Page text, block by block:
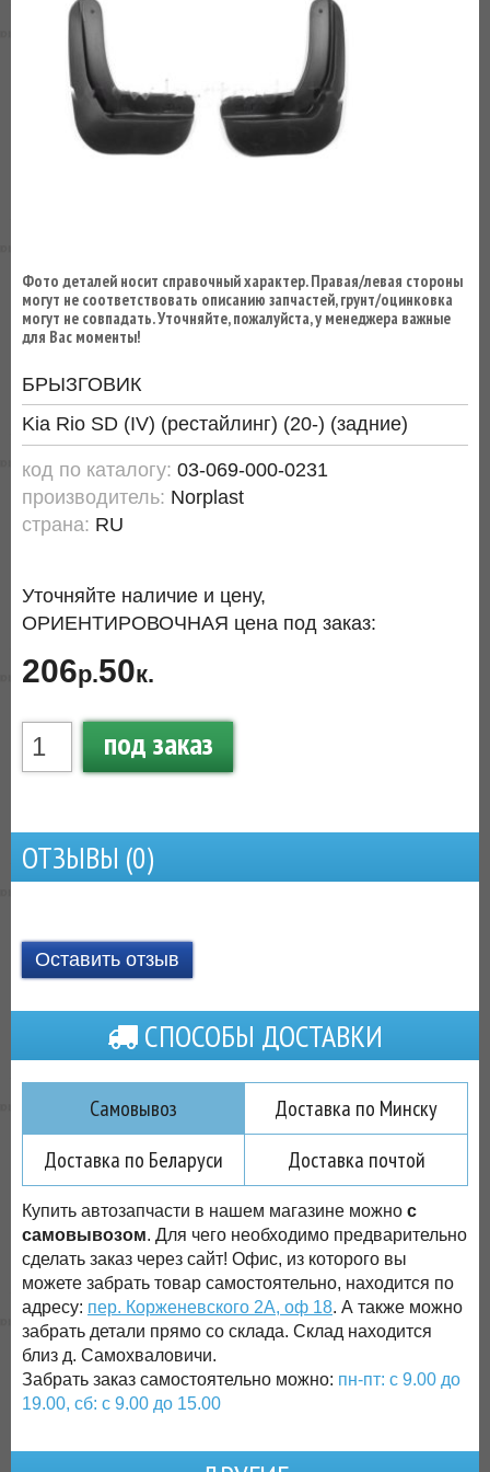
Фото деталей носит справочный характер. Правая/левая стороны
могут не соответствовать описанию запчастей, грунт/оцинковка
могут не совпадать. Уточняйте, пожалуйста, у менеджера важные
для Вас моменты!
БРЫЗГОВИК
Kia Rio SD (IV) (рестайлинг) (20-) (задние)
код по каталогу: 03-069-000-0231
производитель: Norplast
страна: RU
Уточняйте наличие и цену,
ОРИЕНТИРОВОЧНАЯ цена под заказ:
206р.50к.
под заказ
ОТЗЫВЫ (0)
Оставить отзыв
СПОСОБЫ ДОСТАВКИ
Самовывоз
Доставка по Минску
Доставка по Беларуси
Доставка почтой
Купить автозапчасти в нашем магазине можно с
самовывозом. Для чего необходимо предварительно
сделать заказ через сайт! Офис, из которого вы
можете забрать товар самостоятельно, находится по
адресу: пер. Корженевского 2А, оф 18. А также можно
забрать детали прямо со склада. Склад находится
близ д. Самохваловичи.
Забрать заказ самостоятельно можно: пн-пт: с 9.00 до
19.00, сб: с 9.00 до 15.00